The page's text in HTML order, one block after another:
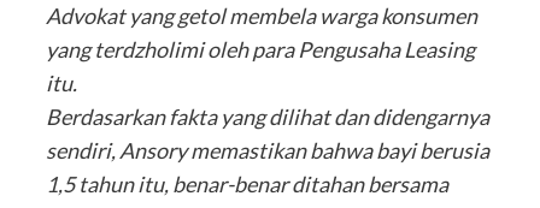
Advokat yang getol membela warga konsumen
yang terdzholimi oleh para Pengusaha Leasing
itu.
Berdasarkan fakta yang dilihat dan didengarnya
sendiri, Ansory memastikan bahwa bayi berusia
1,5 tahun itu, benar-benar ditahan bersama